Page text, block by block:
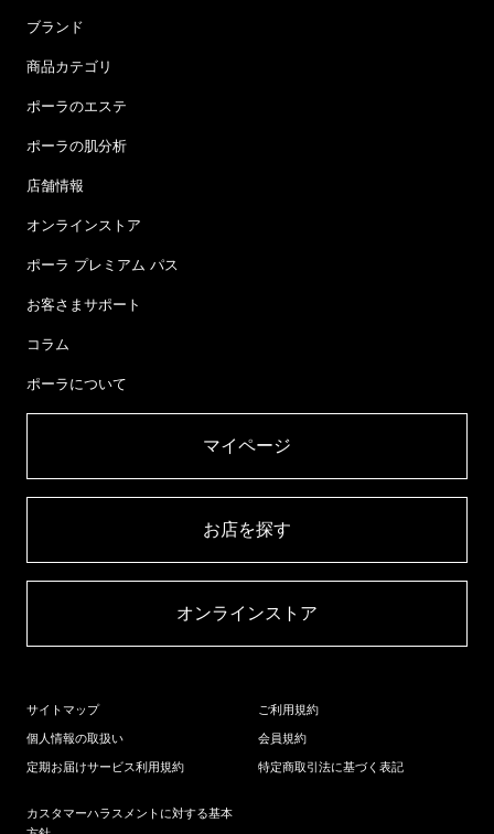
ブランド
商品カテゴリ
ポーラのエステ
ポーラの肌分析
店舗情報
オンラインストア
ポーラ プレミアム パス
お客さまサポート
コラム
ポーラについて
マイページ​
お店を探す​
オンラインストア​
サイトマップ
個人情報の取扱い
定期お届けサービス利用規約
ご利用規約
会員規約
特定商取引法に基づく表記
カスタマーハラスメントに対する基本